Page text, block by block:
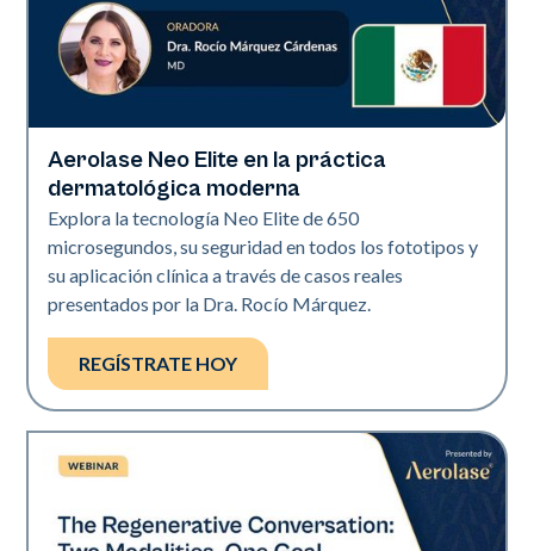
Neo Elite
Aerolase Neo Elite en la práctica
dermatológica moderna
Explora la tecnología Neo Elite de 650
microsegundos, su seguridad en todos los fototipos y
su aplicación clínica a través de casos reales
presentados por la Dra. Rocío Márquez.
REGÍSTRATE HOY